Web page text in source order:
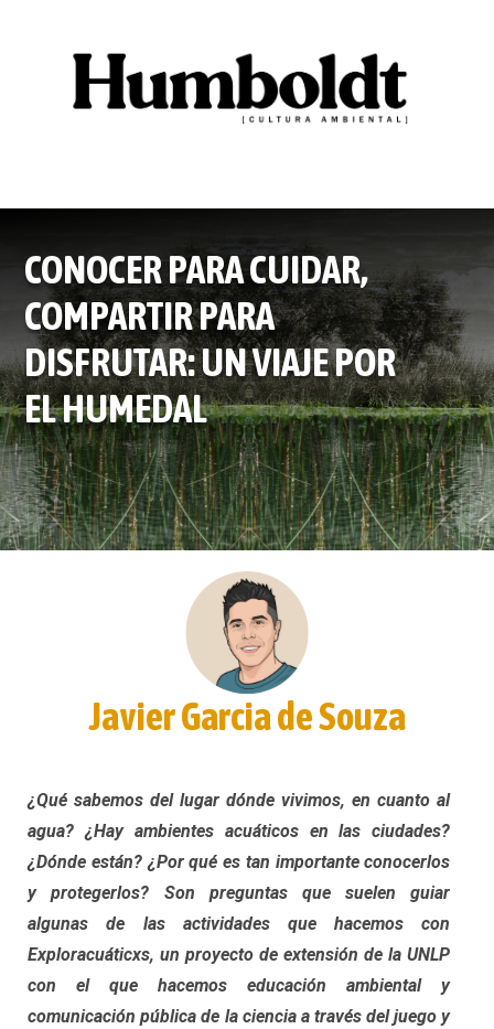
CONOCER PARA CUIDAR,
COMPARTIR PARA
DISFRUTAR: UN VIAJE POR
EL HUMEDAL
Javier Garcia de Souza
¿Qué sabemos del lugar dónde vivimos, en cuanto al
agua? ¿Hay ambientes acuáticos en las ciudades?
¿Dónde están? ¿Por qué es tan importante conocerlos
y protegerlos? Son preguntas que suelen guiar
algunas de las actividades que hacemos con
Exploracuáticxs, un proyecto de extensión de la UNLP
con el que hacemos educación ambiental y
comunicación pública de la ciencia a través del juego y